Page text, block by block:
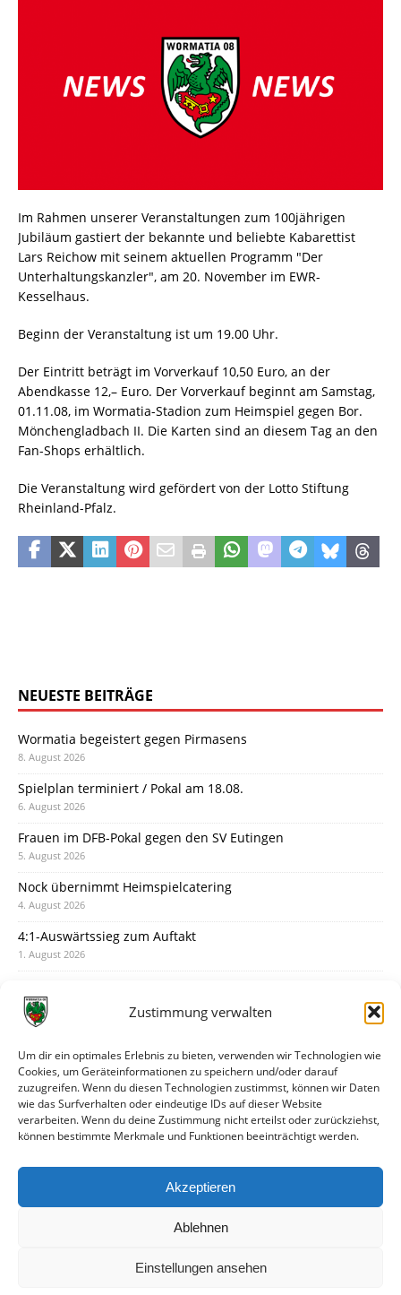
Zustimmung verwalten
Um dir ein optimales Erlebnis zu bieten, verwenden wir Technologien wie
Cookies, um Geräteinformationen zu speichern und/oder darauf
zuzugreifen. Wenn du diesen Technologien zustimmst, können wir Daten
wie das Surfverhalten oder eindeutige IDs auf dieser Website
verarbeiten. Wenn du deine Zustimmung nicht erteilst oder zurückziehst,
können bestimmte Merkmale und Funktionen beeinträchtigt werden.
Akzeptieren
Ablehnen
Einstellungen ansehen
Im Rahmen unserer Veranstaltungen zum 100jährigen
Jubiläum gastiert der bekannte und beliebte Kabarettist
Lars Reichow mit seinem aktuellen Programm "Der
Unterhaltungskanzler", am 20. November im EWR-
Kesselhaus.
Beginn der Veranstaltung ist um 19.00 Uhr.
Der Eintritt beträgt im Vorverkauf 10,50 Euro, an der
Abendkasse 12,– Euro. Der Vorverkauf beginnt am Samstag,
01.11.08, im Wormatia-Stadion zum Heimspiel gegen Bor.
Mönchengladbach II. Die Karten sind an diesem Tag an den
Fan-Shops erhältlich.
Die Veranstaltung wird gefördert von der Lotto Stiftung
Rheinland-Pfalz.
NEUESTE BEITRÄGE
Wormatia begeistert gegen Pirmasens
8. August 2026
Spielplan terminiert / Pokal am 18.08.
6. August 2026
Frauen im DFB-Pokal gegen den SV Eutingen
5. August 2026
Nock übernimmt Heimspielcatering
4. August 2026
4:1-Auswärtssieg zum Auftakt
1. August 2026
31. Juli 2026
30. Juli 2026
Deine Spielminute: 89+1
28. Juli 2026
Neuer Rückensponsor
Neue Podcast-Folge: So tickt Björn!
27. Juli 2026